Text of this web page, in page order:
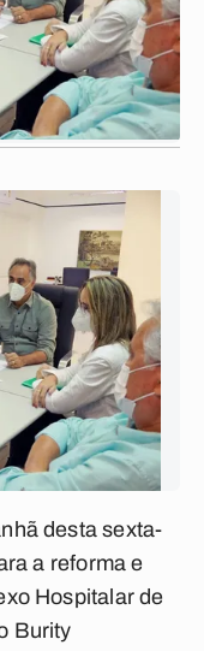
desta sexta-
a reforma e
Hospitalar de
Burity